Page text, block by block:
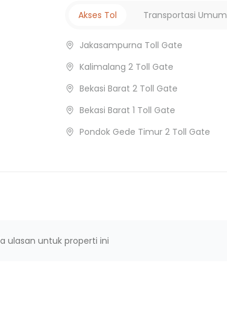
Akses Tol Transportasi Umum
Jakasampurna Toll Gate
Kalimalang 2 Toll Gate
Bekasi Barat 2 Toll Gate
Bekasi Barat 1 Toll Gate
Pondok Gede Timur 2 Toll Gate
ulasan untuk properti ini